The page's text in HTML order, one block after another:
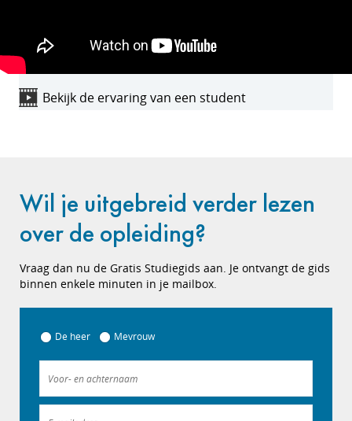
Bekijk de ervaring van een student
Wil je uitgebreid verder lezen
over de opleiding?
Vraag dan nu de Gratis Studiegids aan. Je ontvangt de gids
binnen enkele minuten in je mailbox.
De heer Mevrouw